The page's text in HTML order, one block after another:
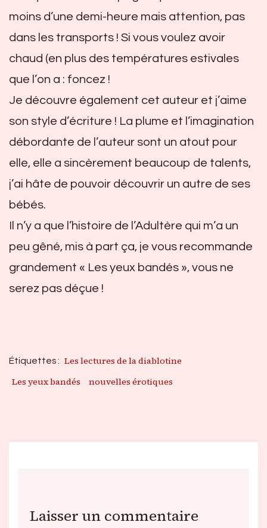
moins d’une demi-heure mais attention, pas
dans les transports ! Si vous voulez avoir
chaud (en plus des températures estivales
que l’on a : foncez !
Je découvre également cet auteur et j’aime
son style d’écriture ! La plume et l’imagination
débordante de l’auteur sont un atout pour
elle, elle a sincèrement beaucoup de talents,
j’ai hâte de pouvoir découvrir un autre de ses
bébés.
Il n’y a que l’histoire de l’Adultère qui m’a un
peu gêné, mis à part ça, je vous recommande
grandement « Les yeux bandés », vous ne
serez pas déçue !
Étiquettes : Les lectures de la diablotine
Les yeux bandés
nouvelles érotiques
Laisser un commentaire